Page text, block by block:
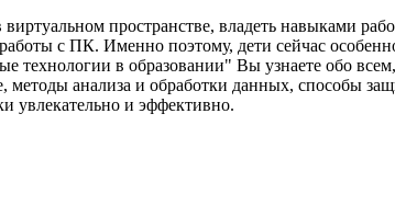
пространстве, владеть навыками
с ПК. Именно поэтому, дети сейчас
в образовании" Вы узнаете обо
методы анализа и обработки данных, способы
увлекательно и эффективно.